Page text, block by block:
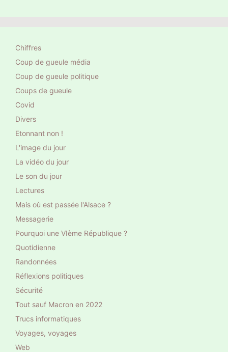
Chiffres
Coup de gueule média
Coup de gueule politique
Coups de gueule
Covid
Divers
Etonnant non !
L'image du jour
La vidéo du jour
Le son du jour
Lectures
Mais où est passée l'Alsace ?
Messagerie
Pourquoi une VIème République ?
Quotidienne
Randonnées
Réflexions politiques
Sécurité
Tout sauf Macron en 2022
Trucs informatiques
Voyages, voyages
Web